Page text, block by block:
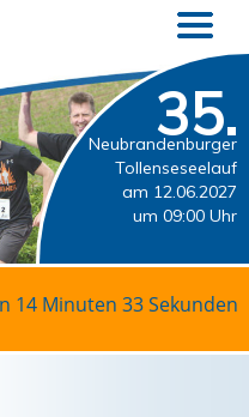
35.
Neubrandenburger
Tollenseseelauf
am 12.06.2027
um 09:00 Uhr
14 Minuten 32 Sekunden